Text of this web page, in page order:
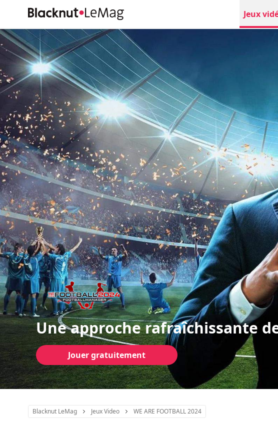
Jeux
Une approche rafraîchissante
Jouer gratuitement
Blacknut LeMag Jeux Video WE ARE FOOTBALL 2024